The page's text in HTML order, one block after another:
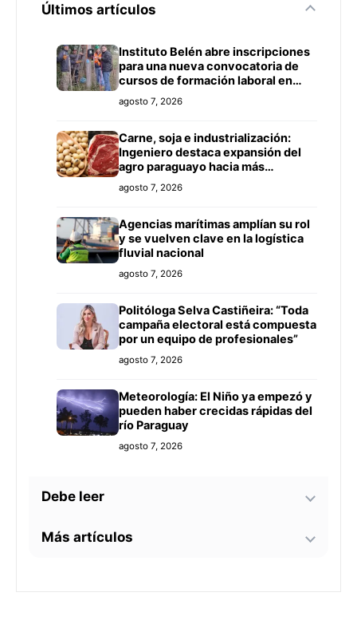
Últimos artículos
Instituto Belén abre inscripciones
para una nueva convocatoria de
cursos de formación laboral en
Concepción
agosto 7, 2026
Carne, soja e industrialización:
Ingeniero destaca expansión del
agro paraguayo hacia más
mercados
agosto 7, 2026
Agencias marítimas amplían su rol
y se vuelven clave en la logística
fluvial nacional
agosto 7, 2026
Politóloga Selva Castiñeira: “Toda
campaña electoral está compuesta
por un equipo de profesionales”
agosto 7, 2026
Meteorología: El Niño ya empezó y
pueden haber crecidas rápidas del
río Paraguay
agosto 7, 2026
Debe leer
Tecnología y BIM ganan terreno en
Más artículos